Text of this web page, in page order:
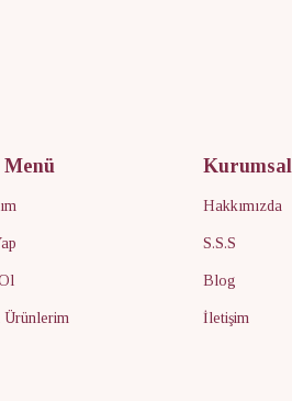
Menü
Ürünlerim
Kurumsal
Hakkımızda
S.S.S
Blog
İletişim